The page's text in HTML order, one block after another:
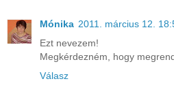
Mónika 2011. március 12.
Ezt nevezem!
Megkérdezném, hogy
Válasz